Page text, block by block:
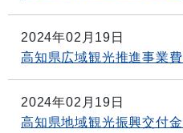
2024年02月19日
高知県広域観光推進事業
2024年02月19日
高知県地域観光振興交付